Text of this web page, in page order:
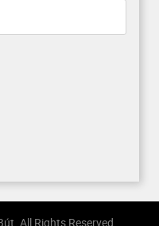
All Rights Reserved.